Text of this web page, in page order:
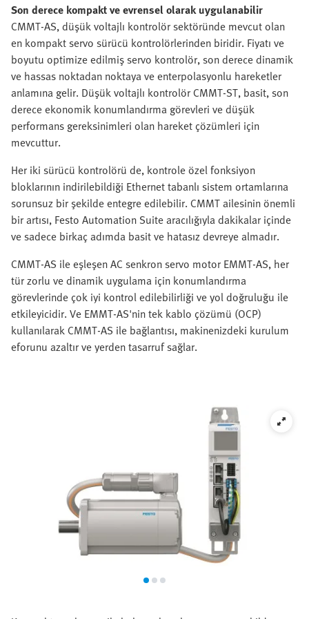
Son derece kompakt ve evrensel olarak uygulanabilir
CMMT-AS, düşük voltajlı kontrolör sektöründe mevcut olan
en kompakt servo sürücü kontrolörlerinden biridir. Fiyatı ve
boyutu optimize edilmiş servo kontrolör, son derece dinamik
ve hassas noktadan noktaya ve enterpolasyonlu hareketler
anlamına gelir. Düşük voltajlı kontrolör CMMT-ST, basit, son
derece ekonomik konumlandırma görevleri ve düşük
performans gereksinimleri olan hareket çözümleri için
mevcuttur.
Her iki sürücü kontrolörü de, kontrole özel fonksiyon
bloklarının indirilebildiği Ethernet tabanlı sistem ortamlarına
sorunsuz bir şekilde entegre edilebilir. CMMT ailesinin önemli
bir artısı, Festo Automation Suite aracılığıyla dakikalar içinde
ve sadece birkaç adımda basit ve hatasız devreye almadır.
CMMT-AS ile eşleşen AC senkron servo motor EMMT-AS, her
tür zorlu ve dinamik uygulama için konumlandırma
görevlerinde çok iyi kontrol edilebilirliği ve yol doğruluğu ile
etkileyicidir. Ve EMMT-AS'nin tek kablo çözümü (OCP)
kullanılarak CMMT-AS ile bağlantısı, makinenizdeki kurulum
eforunu azaltır ve yerden tasarruf sağlar.